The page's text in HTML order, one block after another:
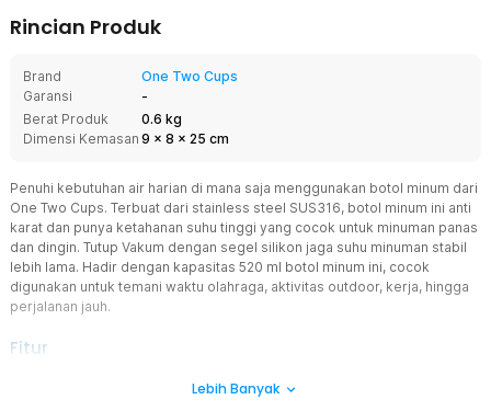
Rincian Produk
Brand
One Two Cups
Garansi
-
Berat Produk
0.6 kg
Dimensi Kemasan 9 x 8 x 25 cm
Penuhi kebutuhan air harian di mana saja menggunakan botol minum dari
One Two Cups. Terbuat dari stainless steel SUS316, botol minum ini anti
karat dan punya ketahanan suhu tinggi yang cocok untuk minuman panas
dan dingin. Tutup Vakum dengan segel silikon jaga suhu minuman stabil
lebih lama. Hadir dengan kapasitas 520 ml botol minum ini, cocok
digunakan untuk temani waktu olahraga, aktivitas outdoor, kerja, hingga
perjalanan jauh.
Fitur
Lebih Banyak